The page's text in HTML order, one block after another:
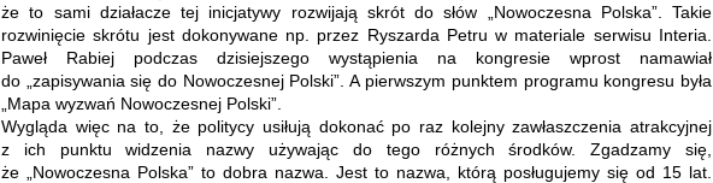
że to sami działacze tej inicjatywy rozwijają skrót do słów „Nowoczesna Polska”. Takie
rozwinięcie skrótu jest dokonywane np. przez Ryszarda Petru w materiale serwisu Interia.
Paweł Rabiej podczas dzisiejszego wystąpienia na kongresie wprost namawiał
do „zapisywania się do Nowoczesnej Polski”. A pierwszym punktem programu kongresu była
„Mapa wyzwań Nowoczesnej Polski”.
Wygląda więc na to, że politycy usiłują dokonać po raz kolejny zawłaszczenia atrakcyjnej
z ich punktu widzenia nazwy używając do tego różnych środków. Zgadzamy się,
że „Nowoczesna Polska” to dobra nazwa. Jest to nazwa, którą posługujemy się od 15 lat.